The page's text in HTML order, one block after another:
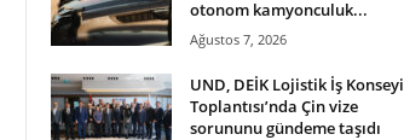
otonom kamyonculuk...
Ağustos 7, 2026
UND, DEİK Lojistik İş Konseyi
Toplantısı’nda Çin vize
sorununu gündeme taşıdı